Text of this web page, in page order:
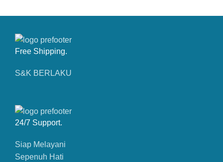
Free Shipping.
S&K BERLAKU
24/7 Support.
Siap Melayani
Sepenuh Hati